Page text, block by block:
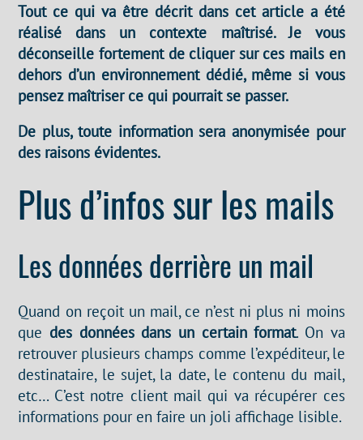
Tout ce qui va être décrit dans cet article a été
réalisé dans un contexte maîtrisé. Je vous
déconseille fortement de cliquer sur ces mails en
dehors d’un environnement dédié, même si vous
pensez maîtriser ce qui pourrait se passer.
De plus, toute information sera anonymisée pour
des raisons évidentes.
Plus d’infos sur les mails
Les données derrière un mail
Quand on reçoit un mail, ce n’est ni plus ni moins
que des données dans un certain format. On va
retrouver plusieurs champs comme l’expéditeur, le
destinataire, le sujet, la date, le contenu du mail,
etc… C’est notre client mail qui va récupérer ces
informations pour en faire un joli affichage lisible.